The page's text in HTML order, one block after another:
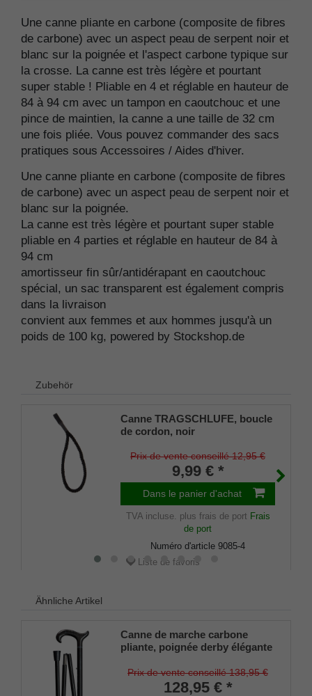
Une canne pliante en carbone (composite de fibres
de carbone) avec un aspect peau de serpent noir et
blanc sur la poignée et l'aspect carbone typique sur
la crosse. La canne est très légère et pourtant
super stable ! Pliable en 4 et réglable en hauteur de
84 à 94 cm avec un tampon en caoutchouc et une
pince de maintien, la canne a une taille de 32 cm
une fois pliée. Vous pouvez commander des sacs
pratiques sous Accessoires / Aides d'hiver.
Une canne pliante en carbone (composite de fibres
de carbone) avec un aspect peau de serpent noir et
blanc sur la poignée.
La canne est très légère et pourtant super stable
pliable en 4 parties et réglable en hauteur de 84 à
94 cm
amortisseur fin sûr/antidérapant en caoutchouc
spécial, un sac transparent est également compris
dans la livraison
convient aux femmes et aux hommes jusqu'à un
poids de 100 kg, powered by Stockshop.de
Zubehör
Canne TRAGSCHLUFE, boucle
de cordon, noir
Prix de vente conseillé 12,95 €
9,99 € *
Dans le panier d'achat
TVA incluse. plus frais de port Frais
de port
Numéro d'article 9085-4
Liste de favoris
Ähnliche Artikel
Canne de marche carbone
pliante, poignée derby élégante
décoratif, montée sur une
canne en fibre de carbone
Prix de vente conseillé 138,95 €
128,95 € *